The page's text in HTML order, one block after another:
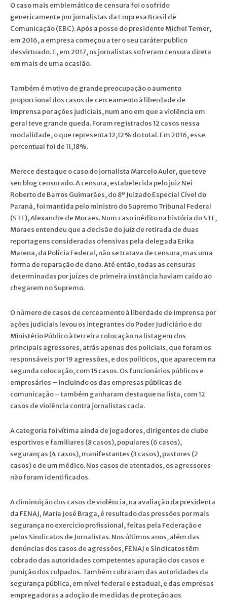
O caso mais emblemático de censura foi o sofrido
genericamente por jornalistas da Empresa Brasil de
Comunicação (EBC). Após a posse do presidente Michel Temer,
em 2016, a empresa começou a ter o seu caráter publico
desvirtuado. E, em 2017, os jornalistas sofreram censura direta
em mais de uma ocasião.
Também é motivo de grande preocupação o aumento
proporcional dos casos de cerceamento à liberdade de
imprensa por ações judiciais, num ano em que a violência em
geral teve grande queda. Foram registrados 12 casos nessa
modalidade, o que representa 12,12% do total. Em 2016, esse
percentual foi de 11,18%.
Merece destaque o caso do jornalista Marcelo Auler, que teve
seu blog censurado. A censura, estabelecida pelo juiz Nei
Roberto de Barros Guimarães, do 8º Juizado Especial Cível do
Paraná, foi mantida pelo ministro do Supremo Tribunal Federal
(STF), Alexandre de Moraes. Num caso inédito na história do STF,
Moraes entendeu que a decisão do juiz de retirada de duas
reportagens consideradas ofensivas pela delegada Erika
Marena, da Polícia Federal, não se tratava de censura, mas uma
forma de reparação de dano. Até então, todas as censuras
determinadas por juízes de primeira instância haviam caído ao
chegarem no Supremo.
O número de casos de cerceamento à liberdade de imprensa por
ações judiciais levou os integrantes do Poder Judiciário e do
Ministério Público à terceira colocação na listagem dos
principais agressores, atrás apenas dos policiais, que foram os
responsáveis por 19 agressões, e dos políticos, que aparecem na
segunda colocação, com 15 casos. Os funcionários públicos e
empresários – incluindo os das empresas públicas de
comunicação – também ganharam destaque na lista, com 12
casos de violência contra jornalistas cada.
A categoria foi vítima ainda de jogadores, dirigentes de clube
esportivos e familiares (8 casos), populares (6 casos),
seguranças (4 casos), manifestantes (3 casos), pastores (2
casos) e de um médico. Nos casos de atentados, os agressores
não foram identificados.
A diminuição dos casos de violência, na avaliação da presidenta
da FENAJ, Maria José Braga, é resultado das pressões por mais
segurança no exercício profissional, feitas pela Federação e
pelos Sindicatos de Jornalistas. Nos últimos anos, além das
denúncias dos casos de agressões, FENAJ e Sindicatos têm
cobrado das autoridades competentes apuração dos casos e
punição dos culpados. Também cobraram das autoridades da
segurança pública, em nível federal e estadual, e das empresas
empregadoras a adoção de medidas de proteção aos